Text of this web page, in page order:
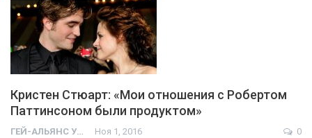
Кристен Стюарт: «Мои отношения с Робертом
Паттинсоном были продуктом»
ГЕЙ-АЛЬЯНС УКРАИНА Ноя 1, 2016
0